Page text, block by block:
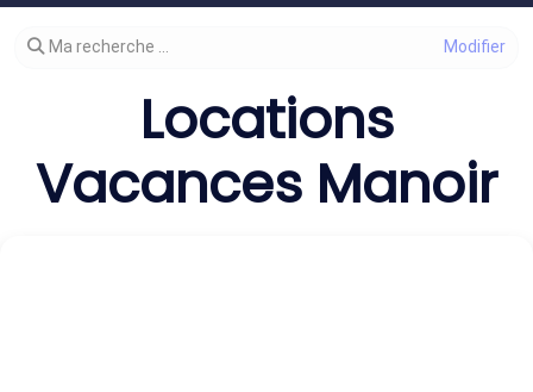
Modifier votre recherche
Ma recherche ...
Locations
Vacances Manoir